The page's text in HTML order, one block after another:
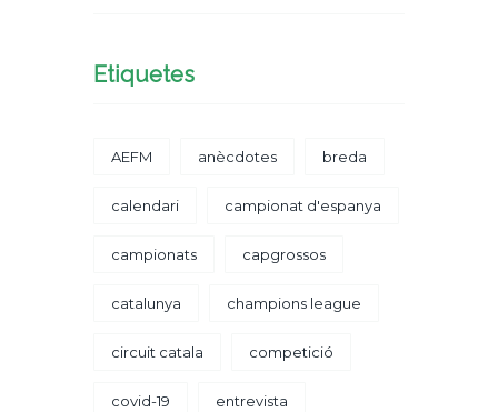
Etiquetes
AEFM anècdotes breda
calendari campionat d'espanya
campionats capgrossos
catalunya champions league
circuit catala competició
covid-19 entrevista